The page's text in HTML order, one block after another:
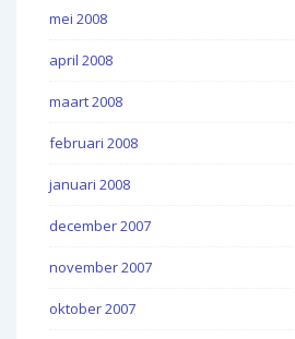
mei 2008
april 2008
maart 2008
februari 2008
januari 2008
december 2007
november 2007
oktober 2007